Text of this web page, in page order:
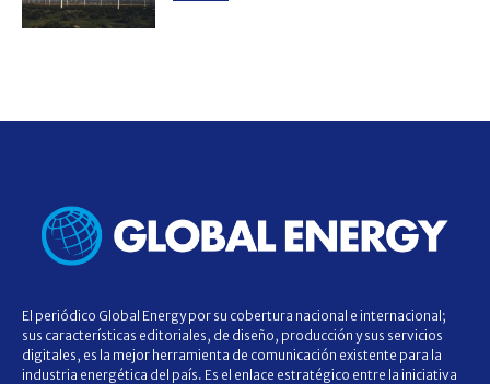
El periódico Global Energy por su cobertura nacional e internacional;
sus características editoriales, de diseño, producción y sus servicios
digitales, es la mejor herramienta de comunicación existente para la
industria energética del país. Es el enlace estratégico entre la iniciativa